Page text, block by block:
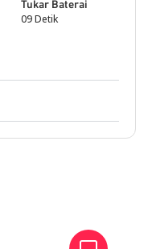
Tukar Baterai
09 Detik